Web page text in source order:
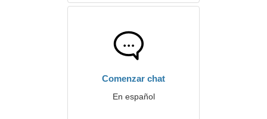
Comenzar chat
En español